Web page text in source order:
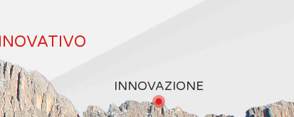
INNOVAZIONE